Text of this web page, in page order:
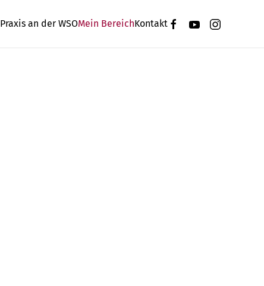
Praxis an der WSOMein BereichKontakt